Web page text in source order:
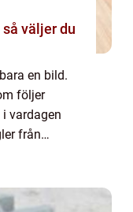
väljer du
en bild.
följer
vardagen
från